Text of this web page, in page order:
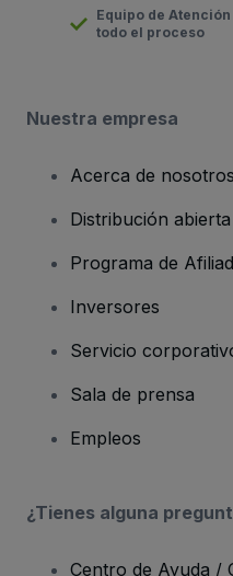
Equipo de
todo el proceso
Nuestra empresa
Acerca de nosotros
Distribución abierta
Programa de
Inversores
Servicio
Sala de prensa
Empleos
¿Tienes alguna
Centro de Ayuda /